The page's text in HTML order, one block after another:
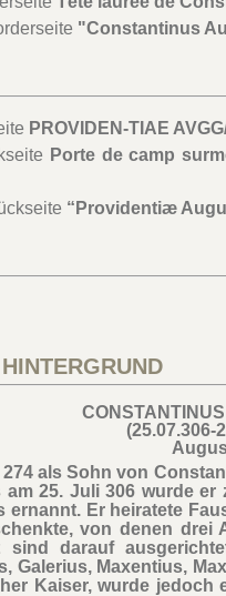
"Constantinus
PROVIDEN-TIAE
Porte de camp
“Providentiæ
(25.07.306-
als Sohn von
am 25. Juli 306 wurde
ernannt. Er heiratete
von denen drei
sind darauf
Galerius, Maxentius,
Kaiser, wurde jedoch